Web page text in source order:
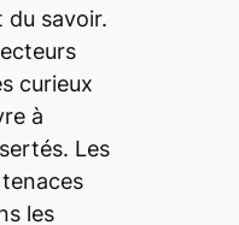
du savoir.
curieux
à
Les
les